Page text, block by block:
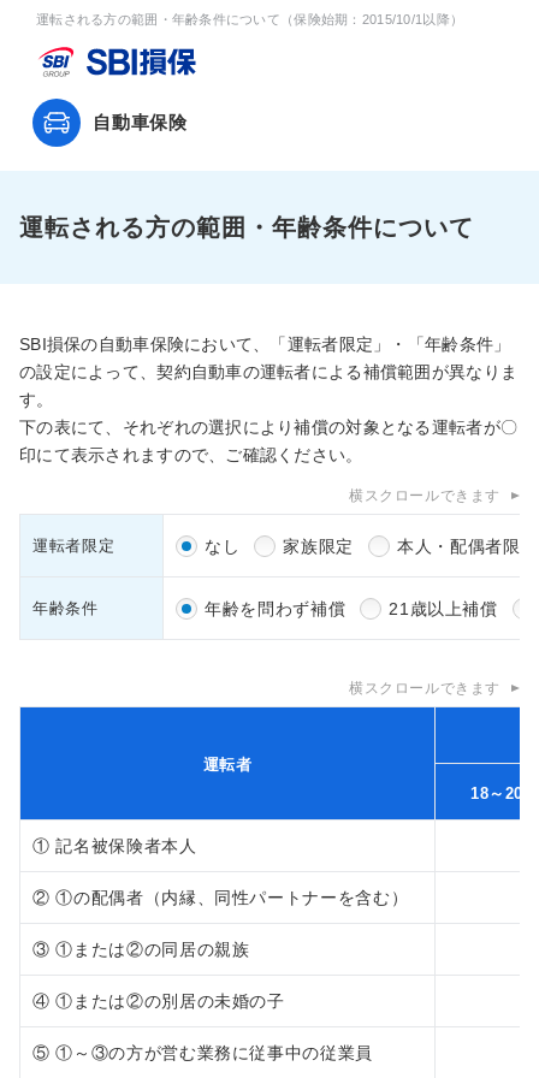
運転される方の範囲・年齢条件について（保険始期：2015/10/1以降）
自動車保険
運転される方の範囲・年齢条件について
SBI損保の自動車保険において、「運転者限定」・「年齢条件」
の設定によって、契約自動車の運転者による補償範囲が異なりま
す。
下の表にて、それぞれの選択により補償の対象となる運転者が〇
印にて表示されますので、ご確認ください。
横スクロールできます
運転者限定 なし 家族限定 本人・配偶者限定
年齢条件 年齢を問わず補償 21歳以上補償
横スクロールできます
運転者
18～20歳
① 記名被保険者本人
② ①の配偶者（内縁、同性パートナーを含む）
③ ①または②の同居の親族
④ ①または②の別居の未婚の子
⑤ ①～③の方が営む業務に従事中の従業員